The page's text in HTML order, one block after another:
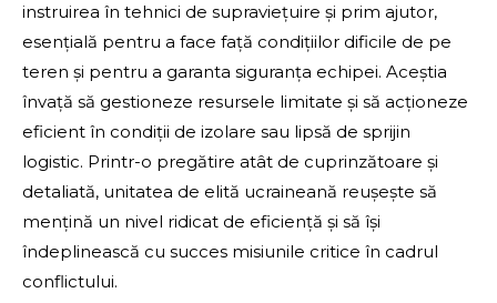
instruirea în tehnici de supraviețuire și prim ajutor,
esențială pentru a face față condițiilor dificile de pe
teren și pentru a garanta siguranța echipei. Aceștia
învață să gestioneze resursele limitate și să acționeze
eficient în condiții de izolare sau lipsă de sprijin
logistic. Printr-o pregătire atât de cuprinzătoare și
detaliată, unitatea de elită ucraineană reușește să
mențină un nivel ridicat de eficiență și să își
îndeplinească cu succes misiunile critice în cadrul
conflictului.